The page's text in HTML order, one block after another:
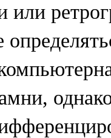
или